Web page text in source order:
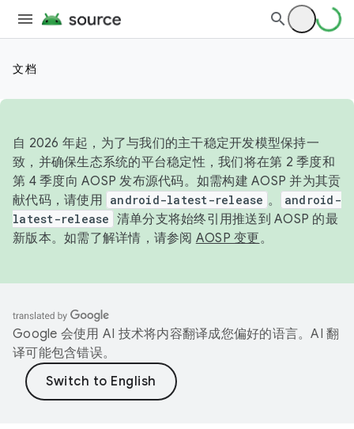
文档
自 2026 年起，为了与我们的主干稳定开发模型保持一
致，并确保生态系统的平台稳定性，我们将在第 2 季度和
第 4 季度向 AOSP 发布源代码。如需构建 AOSP 并为其贡
献代码，请使用 android-latest-release 。
android-
latest-release 清单分支将始终引用推送到 AOSP 的最
新版本。如需了解详情，请参阅 AOSP 变更。
Google 会使用 AI 技术将内容翻译成您偏好的语言。AI 翻
译可能包含错误。